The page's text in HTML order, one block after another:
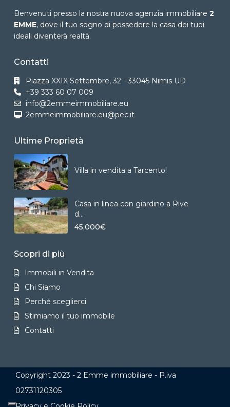
Benvenuti presso la nostra nuova agenzia immobiliare 2
EMME, dove il tuo sogno di possedere la casa dei tuoi
ideali diventerà realtà.
Contatti
Piazza XXIX Settembre, 32 - 33045 Nimis UD
+39 333 60 07 009
info@2emmeimmobiliare.eu
2emmeimmobiliare.eu@pec.it
Ultime Proprietà
Villa in vendita a Tarcento!
Casa in linea con giardino a Rive
d...
45,000€
Scopri di più
Immobili in Vendita
Chi Siamo
Perché sceglierci
Stimiamo il tuo immobile
Contatti
Copyright 2023 - 2 Emme immobiliare - P.iva
02731120305